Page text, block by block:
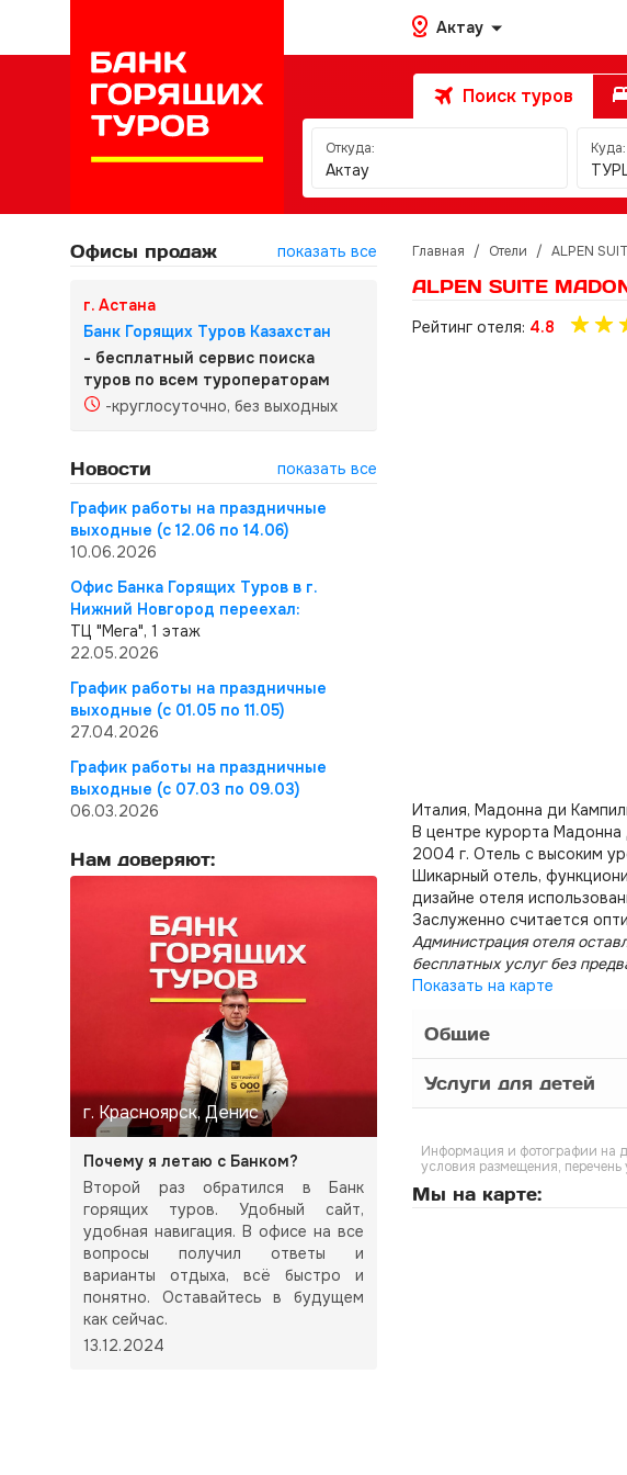
Актау
Поиск туров
Откуда:
Актау
Куда:
Офисы продаж показать все
г. Астана
Банк Горящих Туров Казахстан
- бесплатный сервис поиска
туров по всем туроператорам
-круглосуточно, без выходных
Новости
показать все
График работы на праздничные
выходные (с 12.06 по 14.06)
10.06.2026
Офис Банка Горящих Туров в г.
Нижний Новгород переехал:
ТЦ "Мега", 1 этаж
22.05.2026
График работы на праздничные
выходные (с 01.05 по 11.05)
27.04.2026
График работы на праздничные
выходные (с 07.03 по 09.03)
06.03.2026
Нам доверяют:
г. Красноярск, Денис
Почему я летаю с Банком?
Второй раз обратился в Банк
горящих туров. Удобный сайт,
удобная навигация. В офисе на все
вопросы получил ответы и
варианты отдыха, всё быстро и
понятно. Оставайтесь в будущем
как сейчас.
13.12.2024
Главная / Отели / ALPEN
ALPEN SUITE
Рейтинг отеля: 4.8
Италия, Мадонна ди
В центре курорта
2004 г. Отель с высоким
Шикарный отель,
дизайне отеля
Заслуженно считается
Администрация отеля
бесплатных услуг без
Показать на карте
Общие
Услуги для детей
Информация и фотографии на
условия размещения,
Мы на карте: